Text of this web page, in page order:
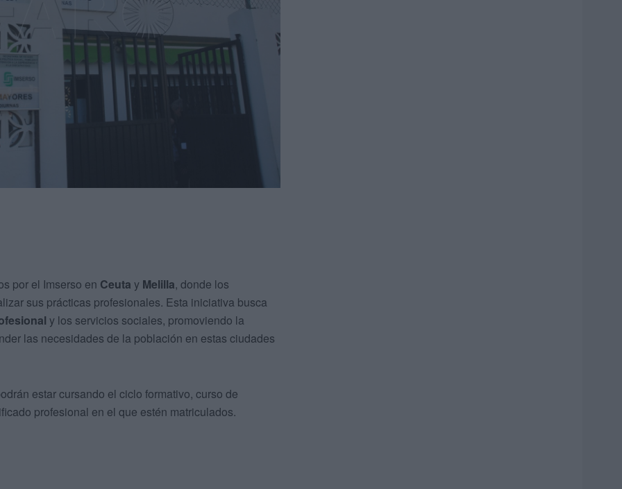
por el Imserso en Ceuta y Melilla, donde los
sus prácticas profesionales. Esta iniciativa busca
y los servicios sociales, promoviendo la
las necesidades de la población en estas ciudades
estar cursando el ciclo formativo, curso de
profesional en el que estén matriculados.